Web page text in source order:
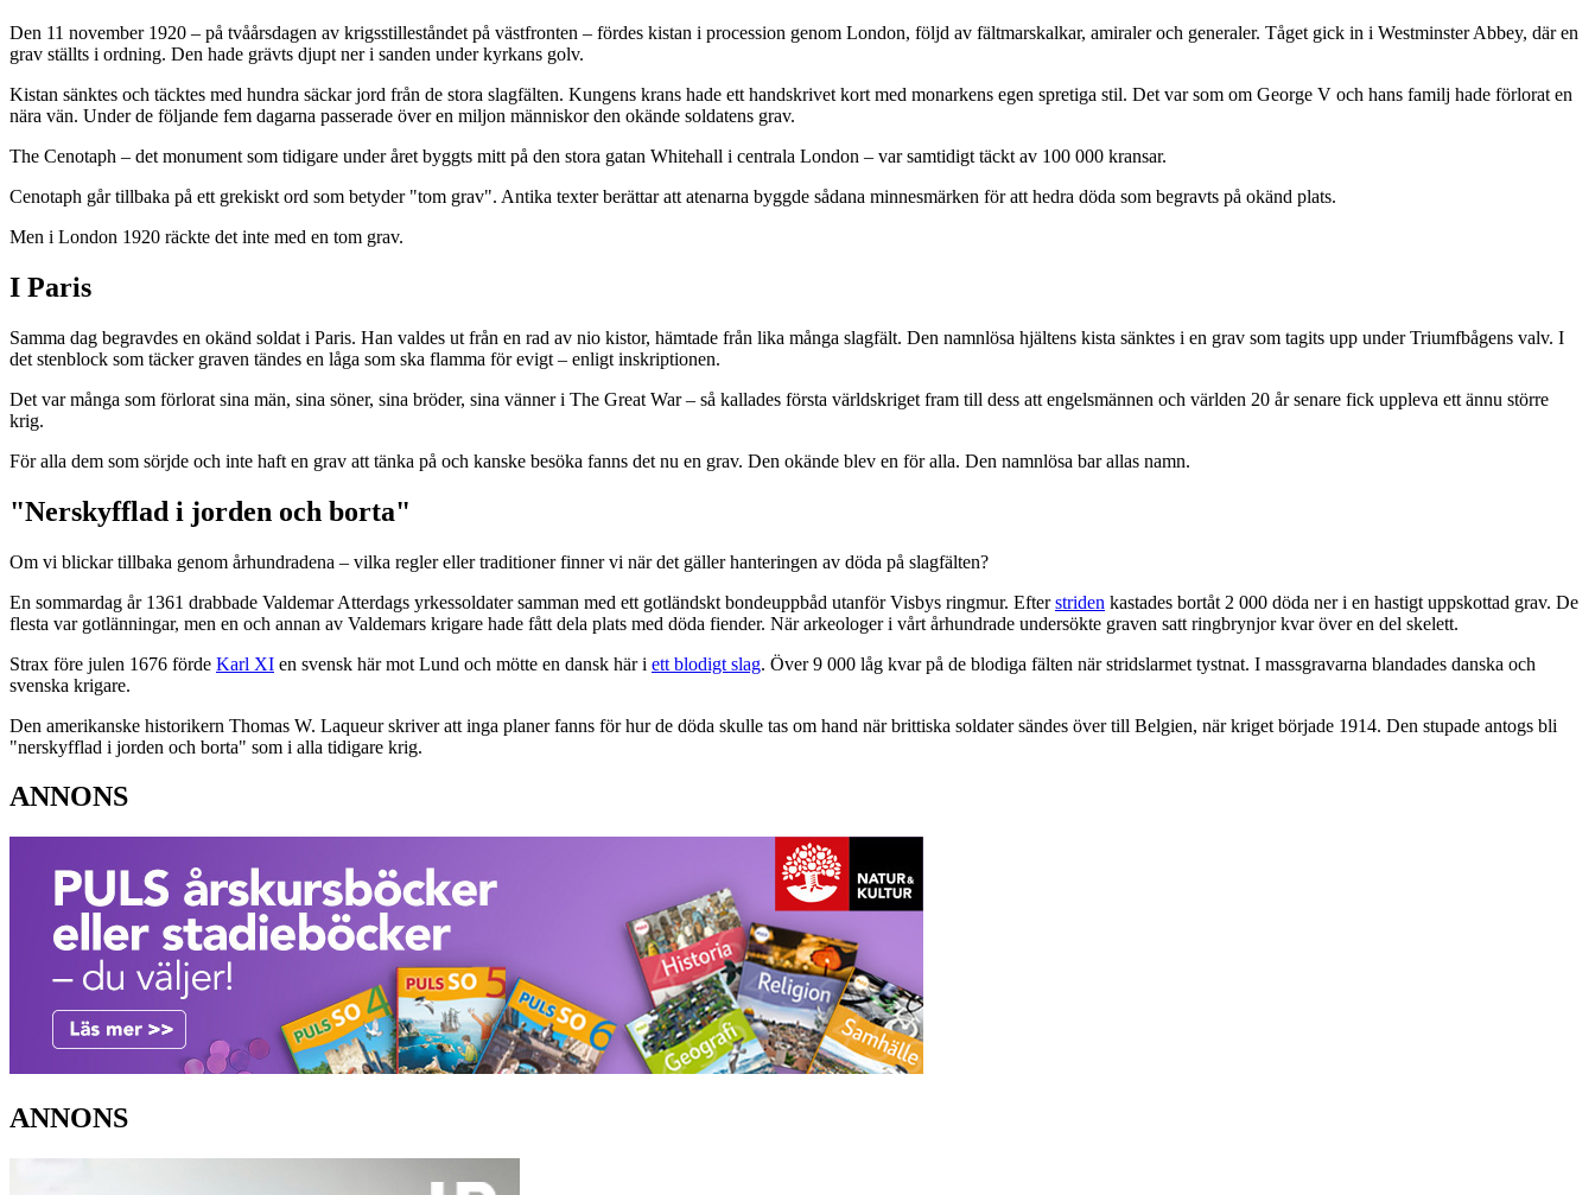
Den 11 november 1920 – på tvåårsdagen av krigsstilleståndet på västfronten – fördes kistan i procession genom London, följd av fältmarskalkar, amiraler och generaler. Tåget gick in i Westminster Abbey, där en
grav ställts i ordning. Den hade grävts djupt ner i sanden under kyrkans golv.
Kistan sänktes och täcktes med hundra säckar jord från de stora slagfälten. Kungens krans hade ett handskrivet kort med monarkens egen spretiga stil. Det var som om George V och hans familj hade förlorat en
nära vän. Under de följande fem dagarna passerade över en miljon människor den okände soldatens grav.
The Cenotaph – det monument som tidigare under året byggts mitt på den stora gatan Whitehall i centrala London – var samtidigt täckt av 100 000 kransar.
Cenotaph går tillbaka på ett grekiskt ord som betyder "tom grav". Antika texter berättar att atenarna byggde sådana minnesmärken för att hedra döda som begravts på okänd plats.
Men i London 1920 räckte det inte med en tom grav.
I Paris
Samma dag begravdes en okänd soldat i Paris. Han valdes ut från en rad av nio kistor, hämtade från lika många slagfält. Den namnlösa hjältens kista sänktes i en grav som tagits upp under Triumfbågens valv. I
det stenblock som täcker graven tändes en låga som ska flamma för evigt – enligt inskriptionen.
Det var många som förlorat sina män, sina söner, sina bröder, sina vänner i The Great War – så kallades första världskriget fram till dess att engelsmännen och världen 20 år senare fick uppleva ett ännu större
krig.
För alla dem som sörjde och inte haft en grav att tänka på och kanske besöka fanns det nu en grav. Den okände blev en för alla. Den namnlösa bar allas namn.
"Nerskyfflad i jorden och borta"
Om vi blickar tillbaka genom århundradena – vilka regler eller traditioner finner vi när det gäller hanteringen av döda på slagfälten?
En sommardag år 1361 drabbade Valdemar Atterdags yrkessoldater samman med ett gotländskt bondeuppbåd utanför Visbys ringmur. Efterstriden kastades bortåt 2 000 döda ner i en hastigt uppskottad grav. De
flesta var gotlänningar, men en och annan av Valdemars krigare hade fått dela plats med döda fiender. När arkeologer i vårt århundrade undersökte graven satt ringbrynjor kvar över en del skelett.
Strax före julen 1676 förde Karl XI en svensk här mot Lund och mötte en dansk här i ett blodigt slag. Över 9 000 låg kvar på de blodiga fälten när stridslarmet tystnat. I massgravarna blandades danska och
svenska krigare.
Den amerikanske historikern Thomas W. Laqueur skriver att inga planer fanns för hur de döda skulle tas om hand när brittiska soldater sändes över till Belgien, när kriget började 1914. Den stupade antogs bli
"nerskyfflad i jorden och borta" som i alla tidigare krig.
ANNONS
ANNONS